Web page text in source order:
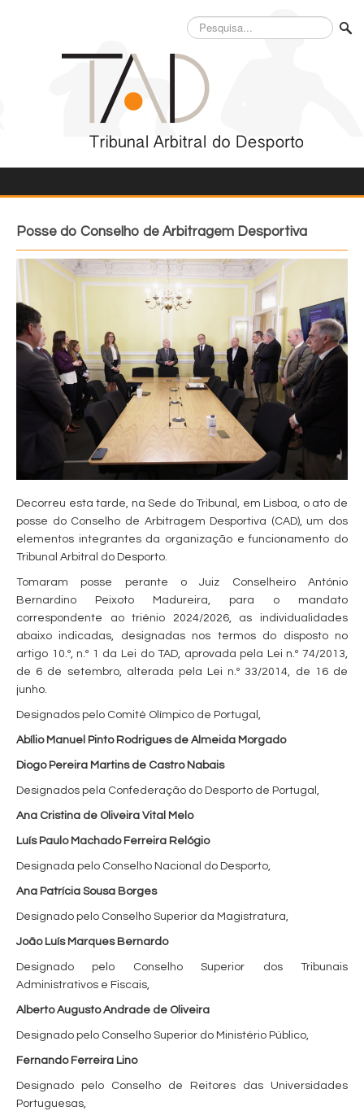
Pesquisa...
Posse do Conselho de Arbitragem Desportiva
Decorreu esta tarde, na Sede do Tribunal, em Lisboa, o ato de
pos­se do Conselho de Ar­bitragem Des­portiva (CAD), um dos
elemen­tos integrantes da organização e funcionamento do
Tribunal Arbitral do Desporto.
Tomaram posse perante o Juiz Conselheiro António
Bernardino Peixoto Madureira, para o mandato
correspondente ao triénio 2024/2026, as individualidades
abaixo indicadas, designadas nos termos do disposto no
artigo 10.º, n.º 1 da Lei do TAD, aprovada pela Lei n.º 74/2013,
de 6 de setembro, alterada pela Lei n.º 33/2014, de 16 de
junho.
Designados pelo Comité Olímpico de Portugal,
Abílio Manuel Pinto Rodrigues de Almeida Morgado
Diogo Pereira Martins de Castro Nabais
Designados pela Confederação do Desporto de Portugal,
Ana Cristina de Oliveira Vital Melo
Luís Paulo Machado Ferreira Relógio
Designada pelo Conselho Nacional do Desporto,
Ana Patrícia Sousa Borges
Designado pelo Conselho Superior da Magistratura,
João Luís Marques Bernardo
Designado pelo Conselho Superior dos Tribunais
Administrativos e Fiscais,
Alberto Augusto Andrade de Oliveira
Designado pelo Conselho Superior do Ministério Público,
Fernando Ferreira Lino
Designado pelo Conselho de Reitores das Universidades
Portuguesas,